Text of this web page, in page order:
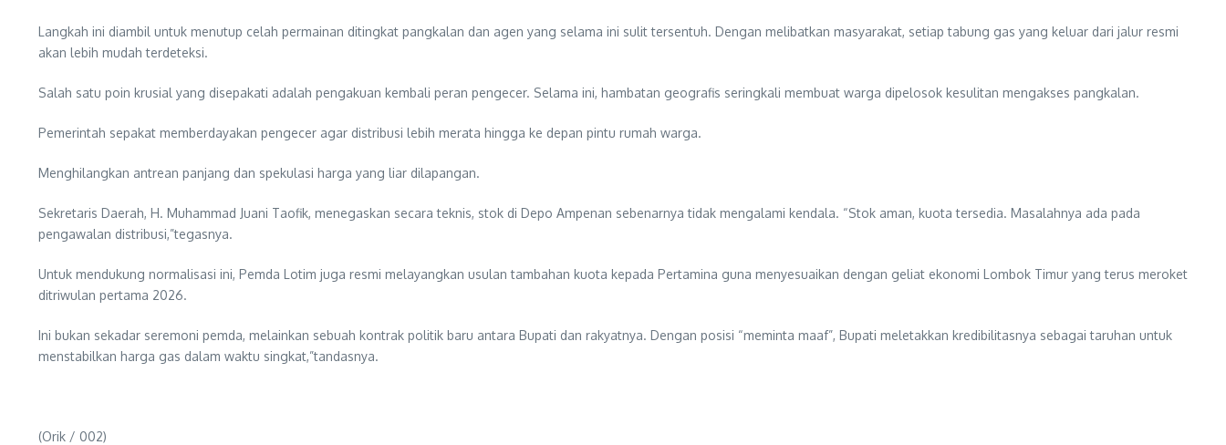
Langkah ini diambil untuk menutup celah permainan ditingkat pangkalan dan agen yang selama ini sulit tersentuh. Dengan melibatkan masyarakat, setiap tabung gas yang keluar dari jalur resmi
akan lebih mudah terdeteksi.
Salah satu poin krusial yang disepakati adalah pengakuan kembali peran pengecer. Selama ini, hambatan geografis seringkali membuat warga dipelosok kesulitan mengakses pangkalan.
Pemerintah sepakat memberdayakan pengecer agar distribusi lebih merata hingga ke depan pintu rumah warga.
Menghilangkan antrean panjang dan spekulasi harga yang liar dilapangan.
Sekretaris Daerah, H. Muhammad Juani Taofik, menegaskan secara teknis, stok di Depo Ampenan sebenarnya tidak mengalami kendala. “Stok aman, kuota tersedia. Masalahnya ada pada
pengawalan distribusi,”tegasnya.
Untuk mendukung normalisasi ini, Pemda Lotim juga resmi melayangkan usulan tambahan kuota kepada Pertamina guna menyesuaikan dengan geliat ekonomi Lombok Timur yang terus meroket
ditriwulan pertama 2026.
Ini bukan sekadar seremoni pemda, melainkan sebuah kontrak politik baru antara Bupati dan rakyatnya. Dengan posisi “meminta maaf”, Bupati meletakkan kredibilitasnya sebagai taruhan untuk
menstabilkan harga gas dalam waktu singkat,”tandasnya.
(Orik / 002)